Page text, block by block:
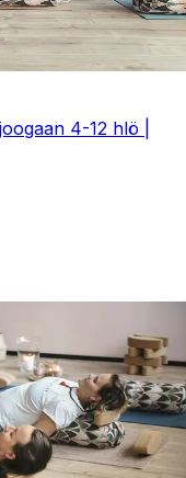
4-12 hlö |